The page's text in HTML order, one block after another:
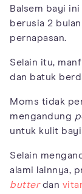
Balsem bayi
berusia 2
pernapasan.
Selain itu,
dan batuk
Moms tidak
mengandung
untuk kulit
Selain
alami lainnya,
butterdan